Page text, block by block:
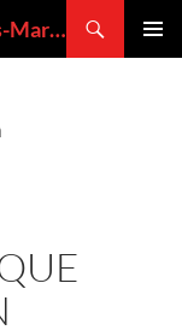
VOLCANMANIA : le blog de Jacques-Marie BARDINTZEFF, volcanologue